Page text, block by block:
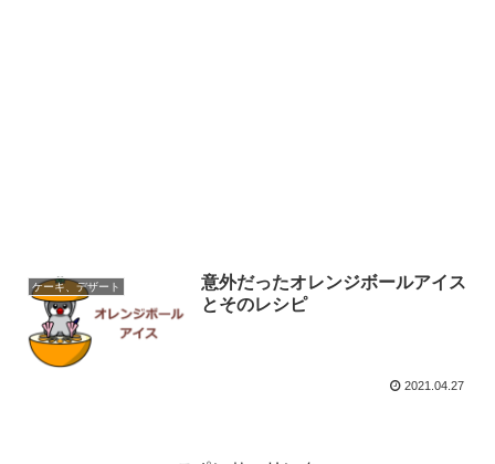
ケーキ、デザート
意外だったオレンジボールアイス
とそのレシピ
2021.04.27